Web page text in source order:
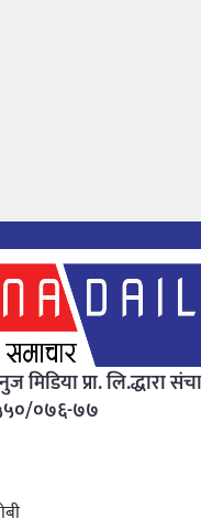
मिडिया प्रा. लि.द्धारा
०७६-७७